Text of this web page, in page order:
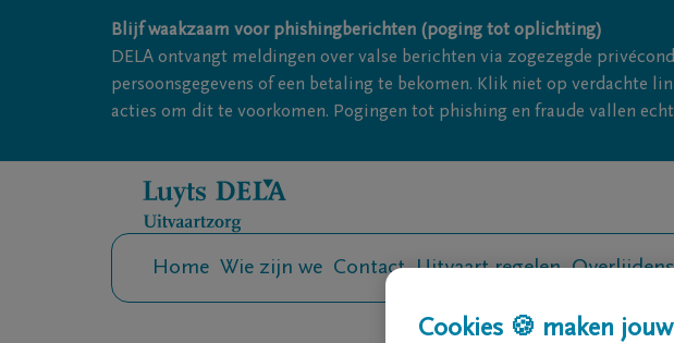
Overslaan en naar inhoud gaan
Blijf waakzaam voor phishingberichten (poging tot oplichting)
DELA ontvangt meldingen over valse berichten via zogezegde
persoonsgegevens of een betaling te bekomen. Klik niet op verdachte
acties om dit te voorkomen. Pogingen tot phishing en fraude vallen
Home Wie zijn we Contact Uitvaart regelen
Cookies 🍪 maken